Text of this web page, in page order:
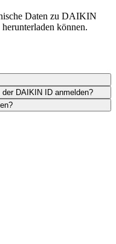
Daten zu DAIKIN
können.
DAIKIN ID anmelden?